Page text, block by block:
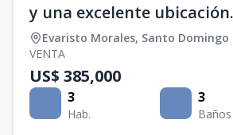
y una excelente ubicación.
Evaristo Morales, Santo Domingo
VENTA
US$ 385,000
3
Hab.
3
Baños